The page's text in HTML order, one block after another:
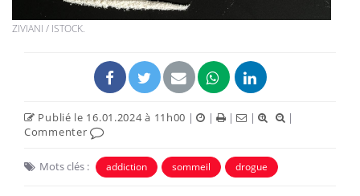
ZIVIANI / ISTOCK.
Publié le 16.01.2024 à 11h00 | | | |
|
Commenter
Mots clés : addiction sommeil drogue